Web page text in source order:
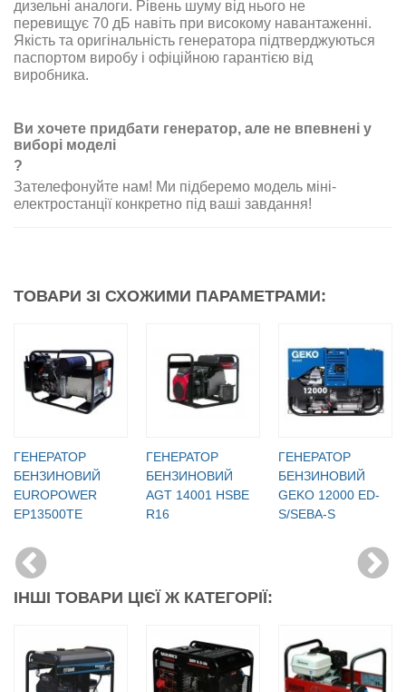
дизельні аналоги. Рівень шуму від нього не
перевищує 70 дБ навіть при високому навантаженні.
Якість та оригінальність генератора підтверджуються
паспортом виробу і офіційною гарантією від
виробника.
Ви хочете придбати генератор, але не впевнені у
виборі моделі
?
Зателефонуйте нам! Ми підберемо модель міні-
електростанції конкретно під ваші завдання!
ТОВАРИ ЗІ СХОЖИМИ ПАРАМЕТРАМИ:
ГЕНЕРАТОР
БЕНЗИНОВИЙ
EUROPOWER
EP13500TE
ГЕНЕРАТОР
БЕНЗИНОВИЙ
AGT 14001 HSBE
R16
ГЕНЕРАТОР
БЕНЗИНОВИЙ
GEKO 12000 ED-
S/SEBA-S
ІНШІ ТОВАРИ ЦІЄЇ Ж КАТЕГОРІЇ: